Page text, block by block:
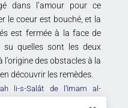
dans l’amour pour ce
le coeur est bouché, et la
est fermée à la face de
su quelles sont les deux
des obstacles à la
découvrir les remèdes.
li-s-Salât de l’Imam al-